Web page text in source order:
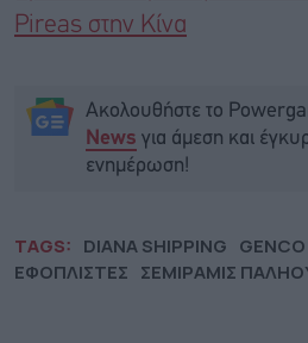
Pireas στην Κίνα
Ακολουθήστε το
News για άμεση και
ενημέρωση!
TAGS: DIANA SHIPPING GENCO
ΕΦΟΠΛΙΣΤΕΣ ΣΕΜΙΡΑΜΙΣ